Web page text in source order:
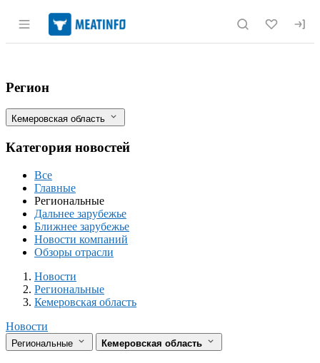
Раздел навигации по сайту
Кузбасс отправил в Монголию 250
Фильтры
Регион
Кемеровская область
Категория новостей
Все
Главные
Региональные
Дальнее зарубежье
Ближнее зарубежье
Новости компаний
Обзоры отрасли
Новости
Разделы
Новости
Региональные
Кемеровская область
Новости
Региональные Кемеровская область